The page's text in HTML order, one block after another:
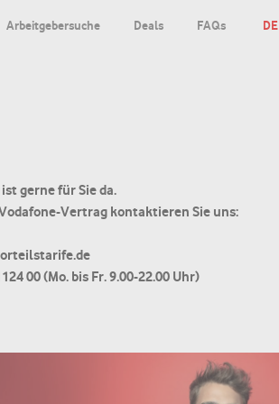
Arbeitgebersuche Deals FAQs DE
gerne für Sie da.
Vertrag kontaktieren Sie uns:
00 (Mo. bis Fr. 9.00-22.00 Uhr)